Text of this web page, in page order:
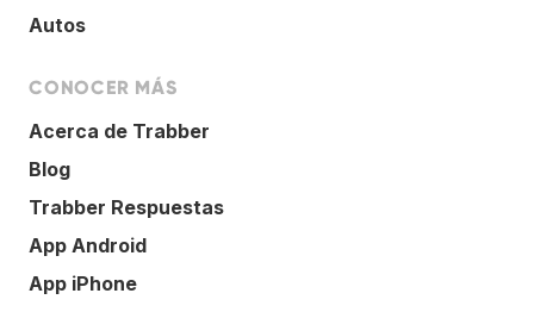
Autos
CONOCER MÁS
Acerca de Trabber
Blog
Trabber Respuestas
App Android
App iPhone